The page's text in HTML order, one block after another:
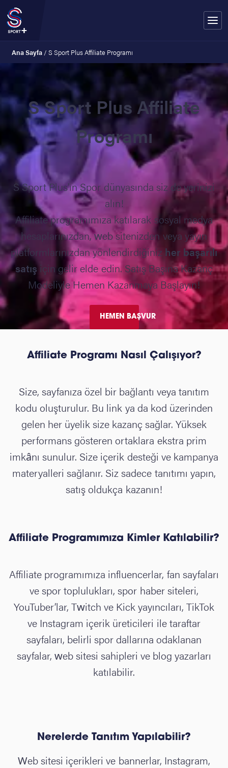
Ana Sayfa/ S Sport Plus Affiliate Programı
S Sport Plus Affiliate
Programı
S Sport Plus’ın Spor dünyasında siz de yerinizi
alın!
Affiliate programımıza katılarak sosyal medya
hesaplarınızdan, web sitenizden veya yayın
platformlarınızdan yönlendirdiğiniz her başarılı
satış için gelir elde edin. Satış Başına Kazanç
Modeliyle Hemen Kazanmaya Başlayın!
HEMEN BAŞVUR
Affiliate Programı Nasıl Çalışıyor?
Size, sayfanıza özel bir bağlantı veya tanıtım
kodu oluşturulur. Bu link ya da kod üzerinden
gelen her üyelik size kazanç sağlar. Yüksek
performans gösteren ortaklara ekstra prim
imkânı sunulur. Size içerik desteği ve kampanya
materyalleri sağlanır. Siz sadece tanıtımı yapın,
satış oldukça kazanın!
Affiliate Programımıza Kimler Katılabilir?
Affiliate programımıza influencerlar, fan sayfaları
ve spor toplulukları, spor haber siteleri,
YouTuber’lar, Twitch ve Kick yayıncıları, TikTok
ve Instagram içerik üreticileri ile taraftar
sayfaları, belirli spor dallarına odaklanan
sayfalar, web sitesi sahipleri ve blog yazarları
katılabilir.
Nerelerde Tanıtım Yapılabilir?
Web sitesi içerikleri ve bannerlar, Instagram,